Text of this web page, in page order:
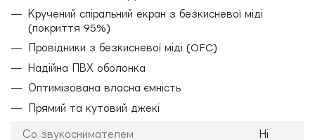
Кручений спіральний екран з безкисневої міді
(покриття 95%)
Провідники з безкисневої міді (OFC)
Надійна ПВХ оболонка
Оптимізована власна ємність
Прямий та кутовий джекі
Со звукоснимателем Ні